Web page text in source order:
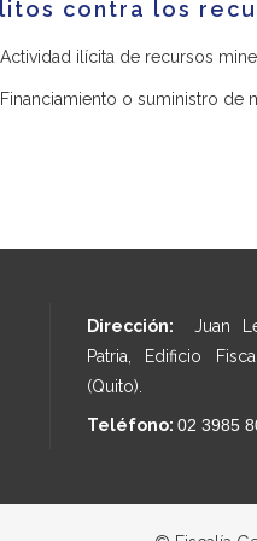
contra los
Actividad ilícita de recursos
Financiamiento o suministro de
Dirección: Juan
Patria, Edificio
(Quito).
Teléfono: 02 3985